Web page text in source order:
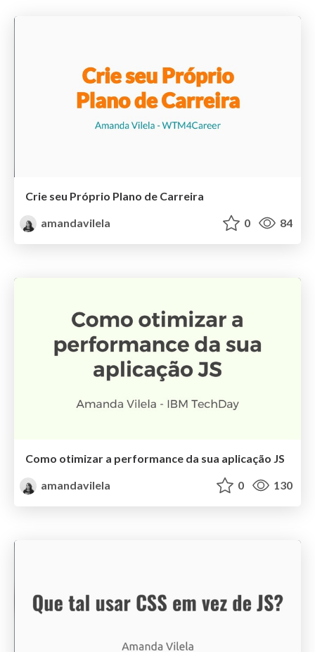
Crie seu Próprio Plano de Carreira
amandavilela
0 84
Como otimizar a performance da sua aplicação JS
amandavilela
0 130